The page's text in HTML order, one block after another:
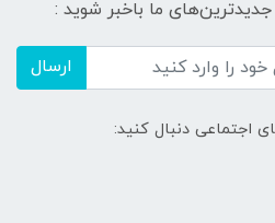
ما باخبر شوید :
ارسال
اجتماعی دنبال کنید: